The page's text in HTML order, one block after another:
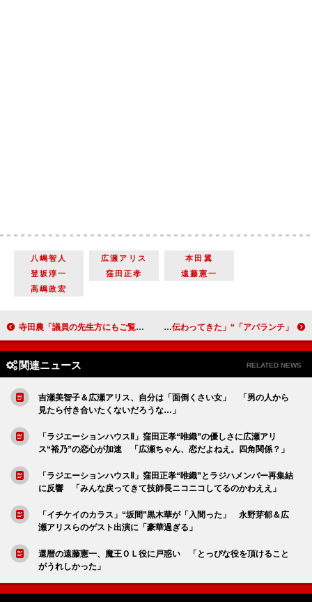
八嶋智人 広瀬アリス
本田翼
登坂淳一
窪田正孝
遠藤憲一
高嶋政宏
寺田農「議員の先生方にもご覧いただきたい」「今度、国会議事堂で特別試写会をやろうか」 「アバランチ」“リナ”高橋メアリージュンの熱演に絶賛の声 「怒りと悲しみが伝わってきた」
関連ニュース RELATED NEWS
吉瀬美智子＆広瀬アリス、自分は「面倒くさい女」 「男の人から
見たら付き合いたくないだろうな…」
「ラジエーションハウスⅡ」窪田正孝“唯織”の優しさに広瀬アリ
ス“裕乃”の恋心が加速 「広瀬ちゃん、恋だよねえ。四角関係？」
「ラジエーションハウスⅡ」窪田正孝“唯織”とラジハメンバー再集結
に反響 「みんな戻ってきて技師長ニコニコしてるのかわええ」
「イチケイのカラス」“坂間”黒木華が「入間った」 永野芽郁＆広
瀬アリスらのゲスト出演に「豪華過ぎる」
還暦の遠藤憲一、魔王ＯＬ役に戸惑い 「とっぴな役を頂けること
がうれしかった」